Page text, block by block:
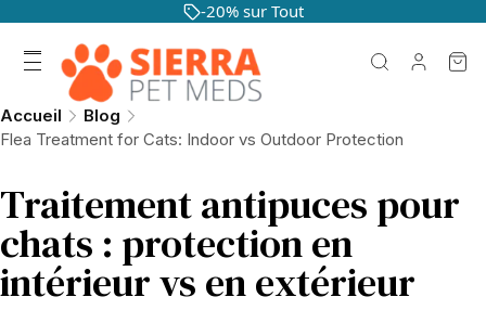
-20% sur Tout
Accueil
Blog
Flea Treatment for Cats: Indoor vs Outdoor Protection
Traitement antipuces pour
chats : protection en
intérieur vs en extérieur